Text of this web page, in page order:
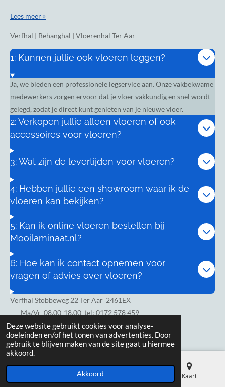
Deze website gebruikt cookies voor analyse-
doeleinden en/of het tonen van advertenties. Door
gebruik te blijven maken van de site gaat u hiermee
akkoord.
Akkoord
Lees meer »
Verfhal | Behanghal | Vloerenhal Ter Aar
1: Kunnen jullie ook vloeren leggen?
Ja, we bieden een professionele legservice aan. Onze vakbekwame
medewerkers zorgen ervoor dat je vloer vakkundig en snel wordt
gelegd, zodat je direct kunt genieten van je nieuwe vloer.
2: Verkopen jullie alleen vloeren of ook
accessoires voor vloeren?
3: Wat zijn de levertijden voor vloeren?
4: Hebben jullie een showroom waar ik de
vloeren kan bekijken?
5: Kan ik online vloeren bestellen bij
Mooilaminaat.nl?
6: Hoe kan ik contact opnemen voor
vragen of advies over vloeren?
Verfhal Stobbeweg 22 Ter Aar 2461EX
Ma/Vr 08.00-18.00 tel: 0172 578 459
Zaterdag 8.00-17.00
Telefoonnummer Kaart